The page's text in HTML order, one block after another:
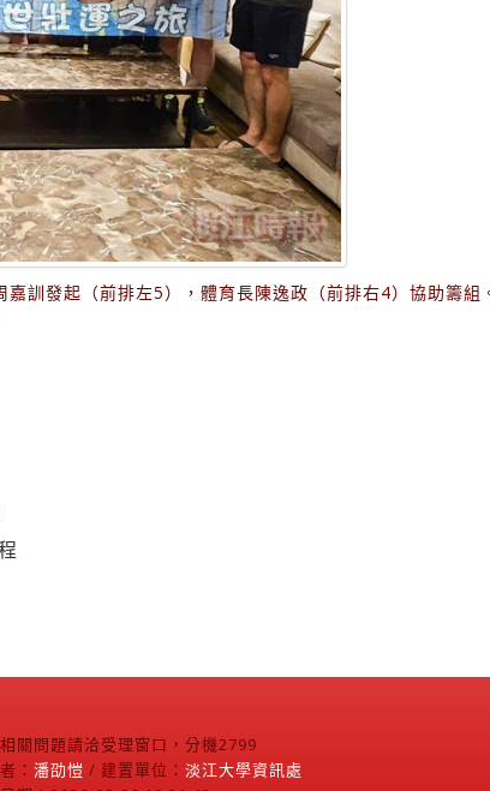
訓發起（前排左5），體育長陳逸政（前排右4）協助籌組
關問題請洽受理窗口，分機2799
： 潘劭愷 / 建置單位： 淡江大學資訊處